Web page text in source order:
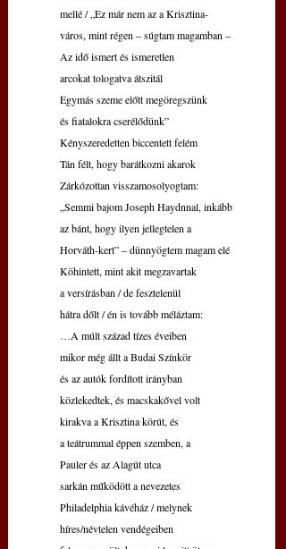
mellé / „Ez már nem az a Krisztina-
város, mint régen – súgtam magamban –
Az idő ismert és ismeretlen
arcokat tologatva átszitál
Egymás szeme előtt megöregszünk
és fiatalokra cserélődünk”
Kényszeredetten biccentett felém
Tán félt, hogy barátkozni akarok
Zárkózottan visszamosolyogtam:
„Semmi bajom Joseph Haydnnal, inkább
az bánt, hogy ilyen jellegtelen a
Horváth-kert” – dünnyögtem magam elé
Köhintett, mint akit megzavartak
a versírásban / de fesztelenül
hátra dőlt / én is tovább méláztam:
…A múlt század tízes éveiben
mikor még állt a Budai Színkör
és az autók fordított irányban
közlekedtek, és macskakővel volt
kirakva a Krisztina körút, és
a teátrummal éppen szemben, a
Pauler és az Alagút utca
sarkán működött a nevezetes
Philadelphia kávéház / melynek
híres/névtelen vendégeiben